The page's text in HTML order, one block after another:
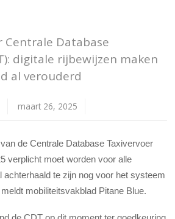
Centrale Database
digitale rijbewijzen maken
al verouderd
maart 26, 2025
de Centrale Database Taxivervoer
verplicht moet worden voor alle
achterhaald te zijn nog voor het systeem
mobiliteitsvakblad Pitane Blue.